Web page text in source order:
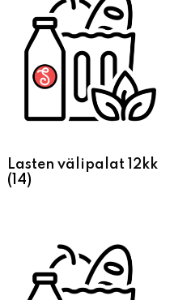
Lasten välipalat 12kk
(14)